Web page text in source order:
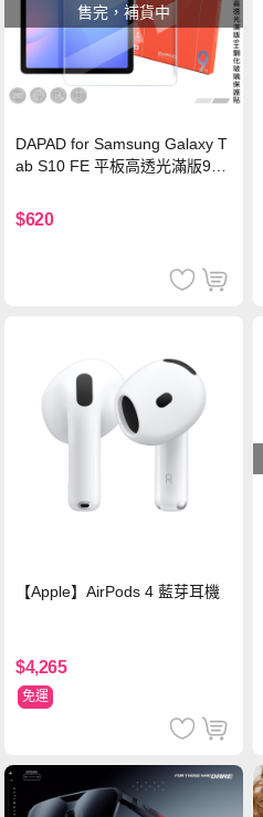
售完，補貨中
DAPAD for Samsung Galaxy T
ab S10 FE 平板高透光滿版9H
$620
【Apple】AirPods 4 藍芽耳機
$4,265
免運